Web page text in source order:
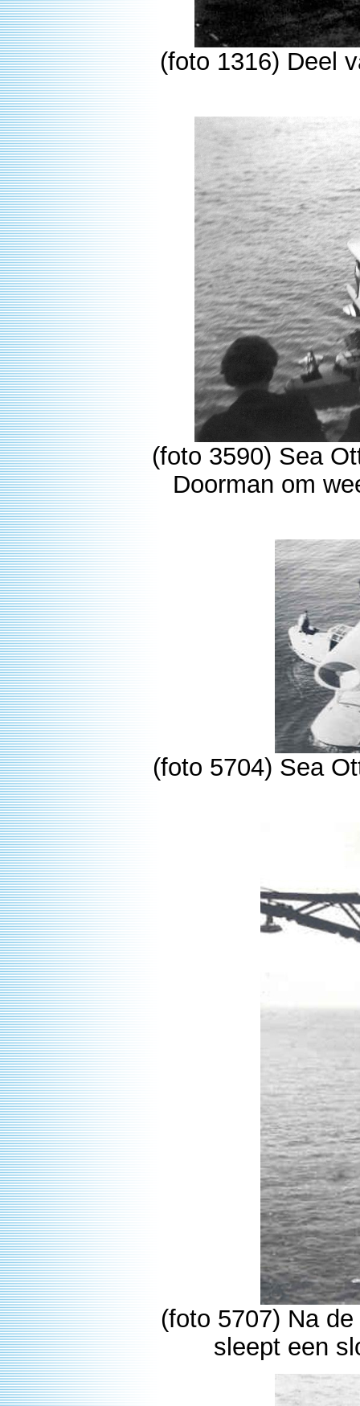
(foto 1316) Deel
(foto 3590) Sea
Doorman om
(foto 5704) Sea
(foto 5707) Na
sleept een